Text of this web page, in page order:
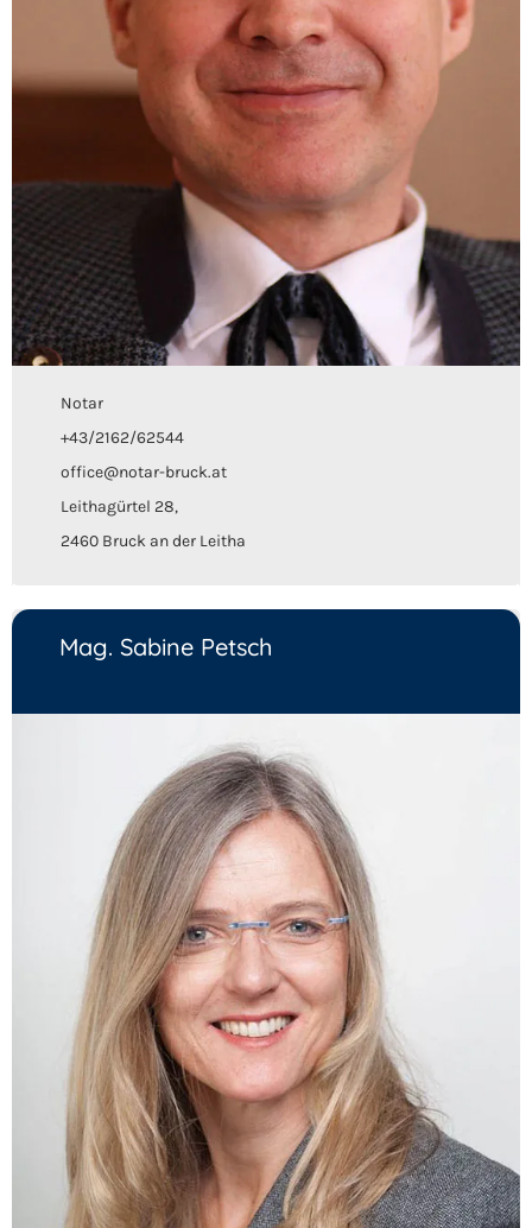
Notar
+43/2162/62544
office@notar-bruck.at
Leithagürtel 28,
2460 Bruck an der Leitha
Mag. Sabine Petsch